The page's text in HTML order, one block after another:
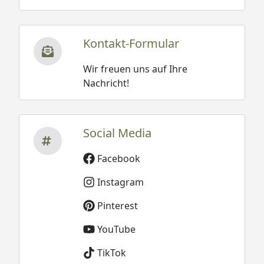
Kontakt-Formular
Wir freuen uns auf Ihre
Nachricht!
Social Media
Facebook
Instagram
Pinterest
YouTube
TikTok